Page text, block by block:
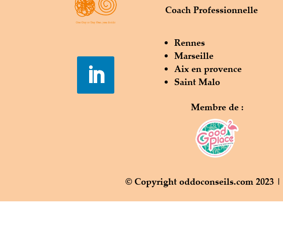
Coach Professionnelle
Rennes
Marseille
Aix en provence
Saint Malo
Membre de :
© Copyright oddoconseils.com 2023 |